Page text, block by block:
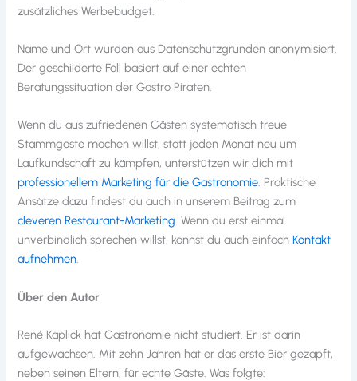
zusätzliches Werbebudget.
Name und Ort wurden aus Datenschutzgründen anonymisiert.
Der geschilderte Fall basiert auf einer echten
Beratungssituation der Gastro Piraten.
Wenn du aus zufriedenen Gästen systematisch treue
Stammgäste machen willst, statt jeden Monat neu um
Laufkundschaft zu kämpfen, unterstützen wir dich mit
professionellem Marketing für die Gastronomie. Praktische
Ansätze dazu findest du auch in unserem Beitrag zum
cleveren Restaurant-Marketing. Wenn du erst einmal
unverbindlich sprechen willst, kannst du auch einfachKontakt
aufnehmen.
Über den Autor
René Kaplick hat Gastronomie nicht studiert. Er ist darin
aufgewachsen. Mit zehn Jahren hat er das erste Bier gezapft,
neben seinen Eltern, für echte Gäste. Was folgte: